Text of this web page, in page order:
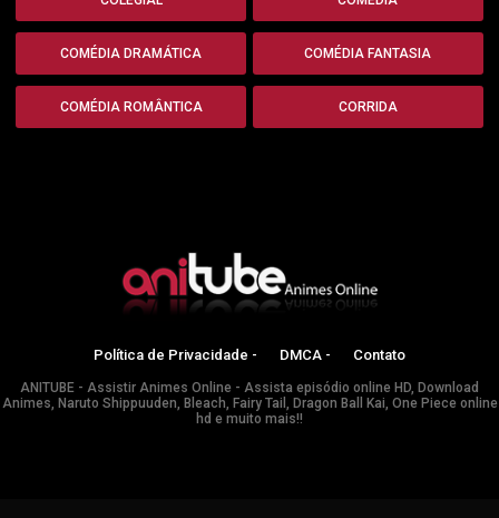
COMÉDIA DRAMÁTICA COMÉDIA FANTASIA
COMÉDIA ROMÂNTICA CORRIDA
Política de Privacidade - DMCA - Contato
ANITUBE - Assistir Animes Online - Assista episódio online HD, Download
Animes, Naruto Shippuuden, Bleach, Fairy Tail, Dragon Ball Kai, One Piece online
hd e muito mais!!